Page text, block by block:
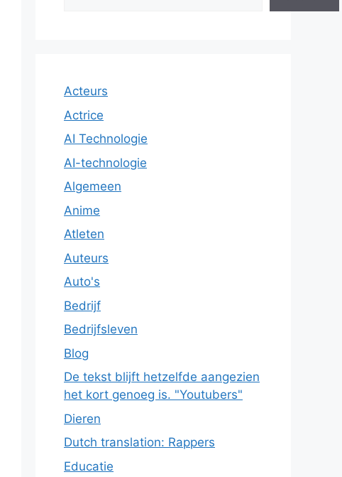
Acteurs
Actrice
AI Technologie
AI-technologie
Algemeen
Anime
Atleten
Auteurs
Auto's
Bedrijf
Bedrijfsleven
Blog
De tekst blijft hetzelfde aangezien
het kort genoeg is. "Youtubers"
Dieren
Dutch translation: Rappers
Educatie